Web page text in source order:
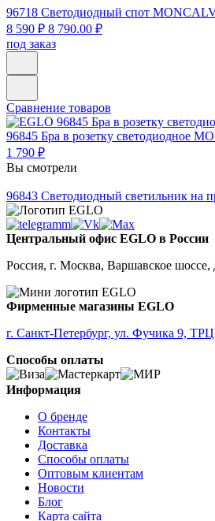
96718 Светодиодный спот
8 590 ₽ 8 790.00 ₽
под заказ
Сравнение товаров
96845 Бра в розетку светодиодное
1 790 ₽
Вы смотрели
96843 Светодиодный светильник на
Центральный офис EGLO в России
Россия, г. Москва, Варшавское шоссе,
Фирменные магазины EGLO
г. Санкт-Петербург, ул. Фучика 9,
Способы оплаты
Информация
О бренде
Контакты
Доставка
Способы оплаты
Оптовым клиентам
Новости
Блог
Карта сайта